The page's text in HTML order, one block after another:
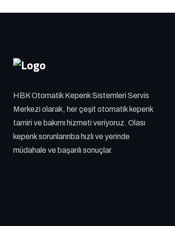
HBK Otomatik Kepenk Sistemleri Servis
Merkezi olarak, her çeşit otomatik kepenk
tamiri ve bakımı hizmeti veriyoruz. Olası
kepenk sorunlarınba hızlı ve yerinde
müdahale ve başarılı sonuçlar.